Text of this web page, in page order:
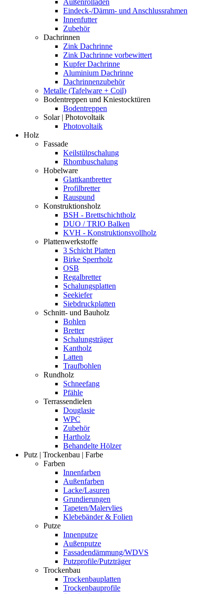
Eindeck-/Dämm- und Anschlussrahmen
Innenfutter
Zubehör
Dachrinnen
Zink Dachrinne
Zink Dachrinne vorbewittert
Kupfer Dachrinne
Aluminium Dachrinne
Dachrinnenzubehör
Metalle (Tafelware + Coil)
Bodentreppen und Kniestocktüren
Bodentreppen
Solar | Photovoltaik
Photovoltaik
Holz
Fassade
Keilstülpschalung
Rhombuschalung
Hobelware
Glattkantbretter
Profilbretter
Rauspund
Konstruktionsholz
BSH - Brettschichtholz
DUO / TRIO Balken
KVH - Konstruktionsvollholz
Plattenwerkstoffe
3 Schicht Platten
Birke Sperrholz
OSB
Regalbretter
Schalungsplatten
Seekiefer
Siebdruckplatten
Schnitt- und Bauholz
Bohlen
Bretter
Schalungsträger
Kantholz
Latten
Traufbohlen
Rundholz
Schneefang
Pfähle
Terrassendielen
Douglasie
WPC
Zubehör
Hartholz
Behandelte Hölzer
Putz | Trockenbau | Farbe
Farben
Innenfarben
Außenfarben
Lacke/Lasuren
Grundierungen
Tapeten/Malervlies
Klebebänder & Folien
Putze
Innenputze
Außenputze
Fassadendämmung/WDVS
Putzprofile/Putzträger
Trockenbau
Trockenbauplatten
Trockenbauprofile